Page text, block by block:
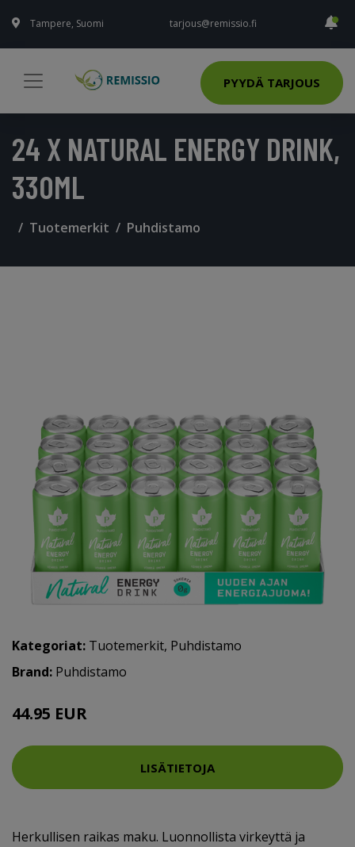
Tampere, Suomi tarjous@remissio.fi
PYYDÄ TARJOUS
24 X NATURAL ENERGY DRINK,
330ML
Tuotemerkit Puhdistamo
Kategoriat: Tuotemerkit, Puhdistamo
Brand: Puhdistamo
44.95 EUR
LISÄTIETOJA
Herkullisen raikas maku. Luonnollista virkeyttä ja